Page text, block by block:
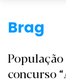
Braga.
concurso